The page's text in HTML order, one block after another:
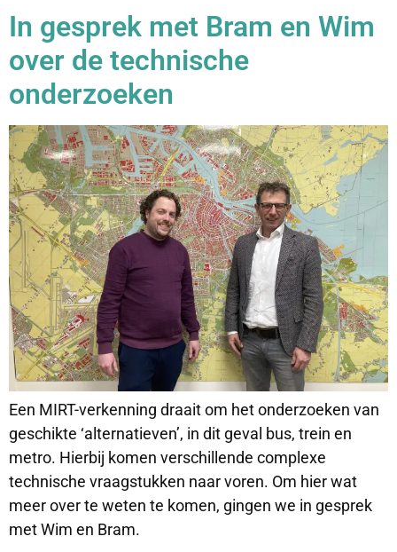
In gesprek met Bram en Wim
over de technische
onderzoeken
Een MIRT-verkenning draait om het onderzoeken van
geschikte ‘alternatieven’, in dit geval bus, trein en
metro. Hierbij komen verschillende complexe
technische vraagstukken naar voren. Om hier wat
meer over te weten te komen, gingen we in gesprek
met Wim en Bram.